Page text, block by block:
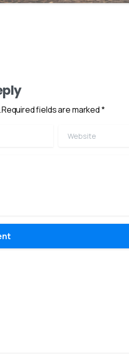
fields are marked *
Website